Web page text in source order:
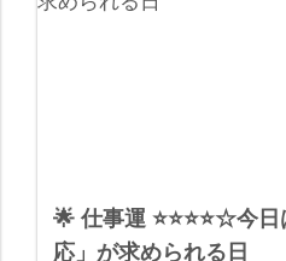
🌟 仕事運 ⭐⭐⭐⭐☆今
応」が求められる日